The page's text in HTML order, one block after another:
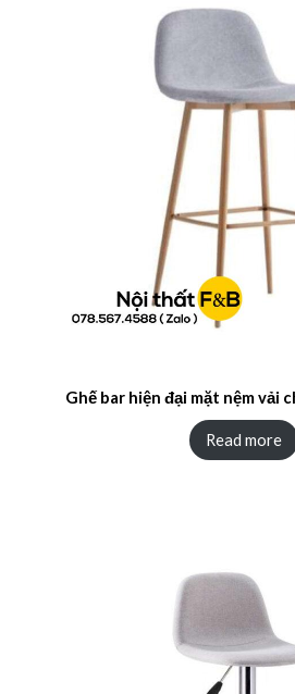
Ghế bar hiện đại mặt nệm vải
Read more